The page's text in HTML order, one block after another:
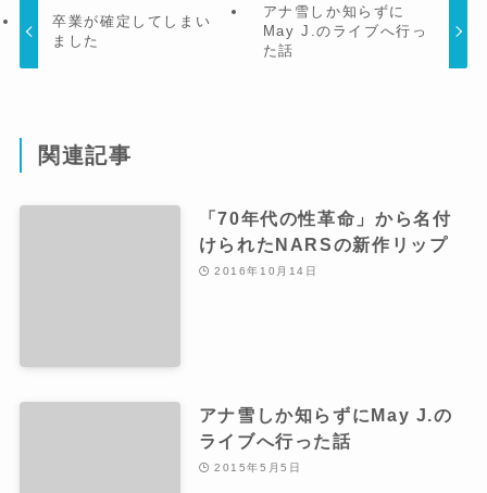
卒業が確定してしまい
ました
アナ雪しか知らずに
May J.のライブへ行っ
た話
関連記事
「70年代の性革命」から名付
けられたNARSの新作リップ
2016年10月14日
アナ雪しか知らずにMay J.の
ライブへ行った話
2015年5月5日